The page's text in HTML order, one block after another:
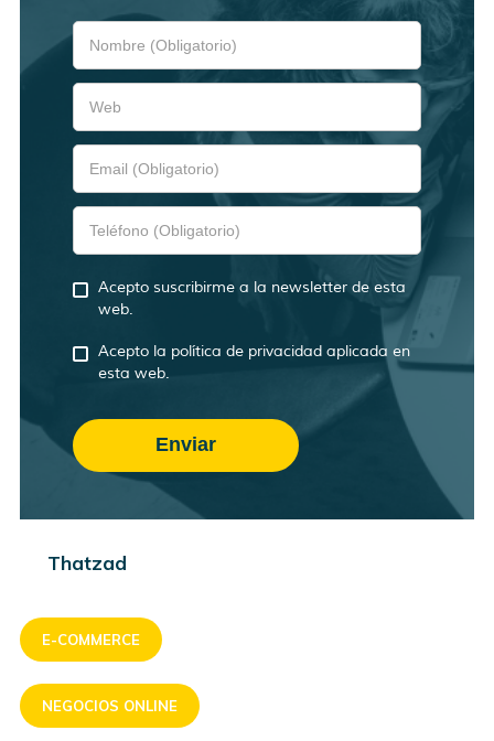
Acepto suscribirme a la newsletter de esta
web.
Acepto la política de privacidad aplicada en
esta web.
Thatzad
E-COMMERCE
NEGOCIOS ONLINE